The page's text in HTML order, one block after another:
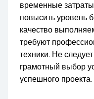
временные
повысить уровень
качество
требуют
техники. Не
грамотный выбор
успешного проекта.